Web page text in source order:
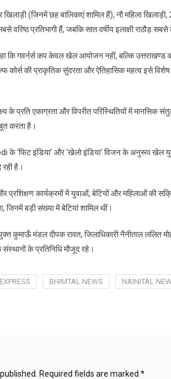
कप,
राज्यपाल
किया
टी-
(जिनमें छह बालिकाएं शामिल हैं), नौ महिला
सबसे वरिष्ठ प्रतिभागी हैं, जबकि सात वर्षीय इलाक्षी
कि गवर्नर्स कप केवल खेल आयोजन नहीं, बल्कि
कोर्स की प्राकृतिक सुंदरता और ऐतिहासिक महत्व इसे
के प्रति एकाग्रता और विपरीत परिस्थितियों में
करता है।
के ‘फिट इंडिया’ और ‘खेलो इंडिया’ विजन के अनुरूप खेल
है।
प्रशिक्षण कार्यक्रमों में युवाओं, बेटियों और महिलाओं की
जिनमें बड़ी संख्या में बेटियां शामिल थीं।
कुमाऊँ मंडल दीपक रावत, जिलाधिकारी नैनीताल ललित
के प्रतिनिधि मौजूद रहे।
BHIMTAL NEWS NAINITAL
Required fields are marked *